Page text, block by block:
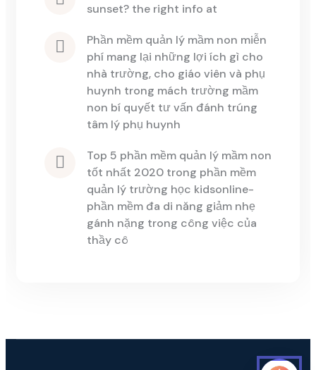
sunset? the right info at
phần mềm quản lý mầm non miễn
phí mang lại những lợi ích gì cho
nhà trường, cho giáo viên và phụ
huynh trong mách trường mầm
non bí quyết tư vấn đánh trúng
tâm lý phụ huynh
top 5 phần mềm quản lý mầm non
tốt nhất 2020 trong phần mềm
quản lý trường học kidsonline-
phần mềm đa di năng giảm nhẹ
gánh nặng trong công việc của
thầy cô